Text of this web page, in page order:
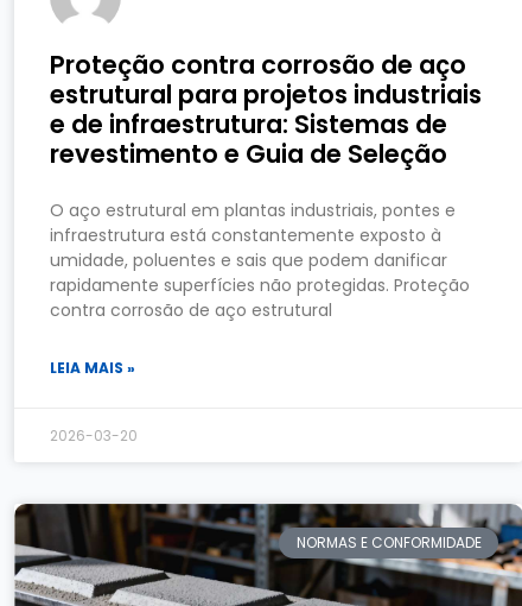
Proteção contra corrosão de aço
estrutural para projetos industriais
e de infraestrutura: Sistemas de
revestimento e Guia de Seleção
O aço estrutural em plantas industriais, pontes e
infraestrutura está constantemente exposto à
umidade, poluentes e sais que podem danificar
rapidamente superfícies não protegidas. Proteção
contra corrosão de aço estrutural
LEIA MAIS »
2026-03-20
NORMAS E CONFORMIDADE